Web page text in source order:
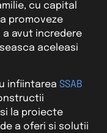
cu capital
promoveze
avut incredere
aceleasi
infiintarea SSAB
la proiecte
a oferi si solutii